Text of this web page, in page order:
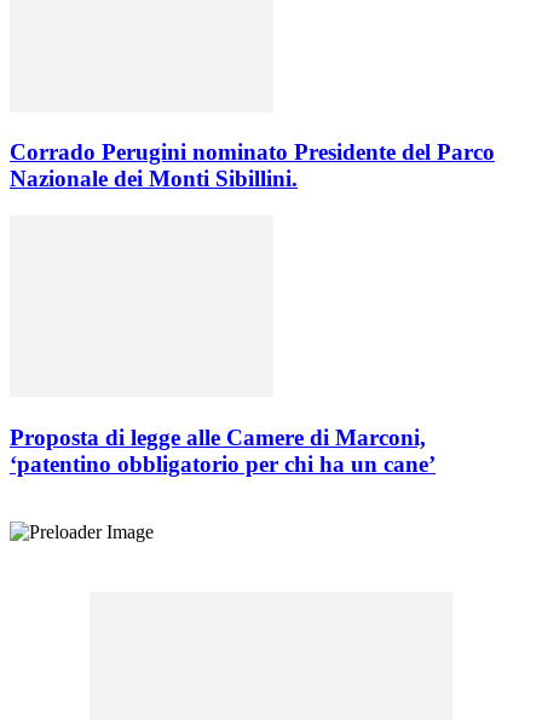
Corrado Perugini nominato Presidente del Parco
Nazionale dei Monti Sibillini.
Proposta di legge alle Camere di Marconi,
‘patentino obbligatorio per chi ha un cane’